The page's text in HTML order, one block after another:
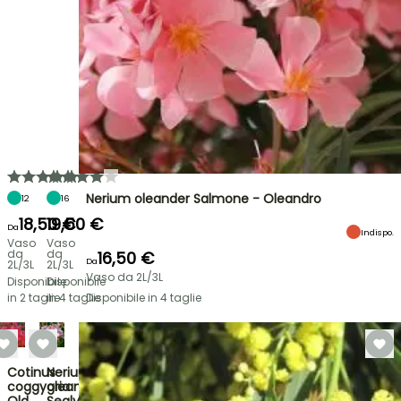
12
Da18,50 €
Vaso
da
2L/3L
Disponibile
in 2 taglie
16
19,50 €
Vaso
da
2L/3L
Disponibile
in 4 taglie
Nerium oleander Salmone - Oleandro
Indispo.
Da16,50 €
Vaso da 2L/3L
Disponibile in 4 taglie
Cotinus
coggygria
Nerium
oleander